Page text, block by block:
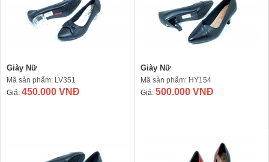
Giày Nữ
Mã sản phẩm: LV351
Giá: 450.000 VNĐ
Giày Nữ
Mã sản phẩm: HY154
Giá: 500.000 VNĐ